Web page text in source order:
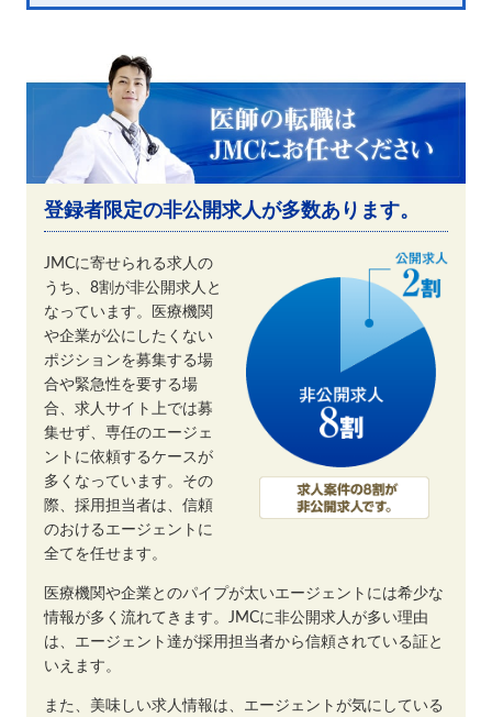
登録者限定の非公開求人が多数あります。
JMCに寄せられる求人の
うち、8割が非公開求人と
なっています。医療機関
や企業が公にしたくない
ポジションを募集する場
合や緊急性を要する場
合、求人サイト上では募
集せず、専任のエージェ
ントに依頼するケースが
多くなっています。その
際、採用担当者は、信頼
のおけるエージェントに
全てを任せます。
医療機関や企業とのパイプが太いエージェントには希少な
情報が多く流れてきます。JMCに非公開求人が多い理由
は、エージェント達が採用担当者から信頼されている証と
いえます。
また、美味しい求人情報は、エージェントが気にしている